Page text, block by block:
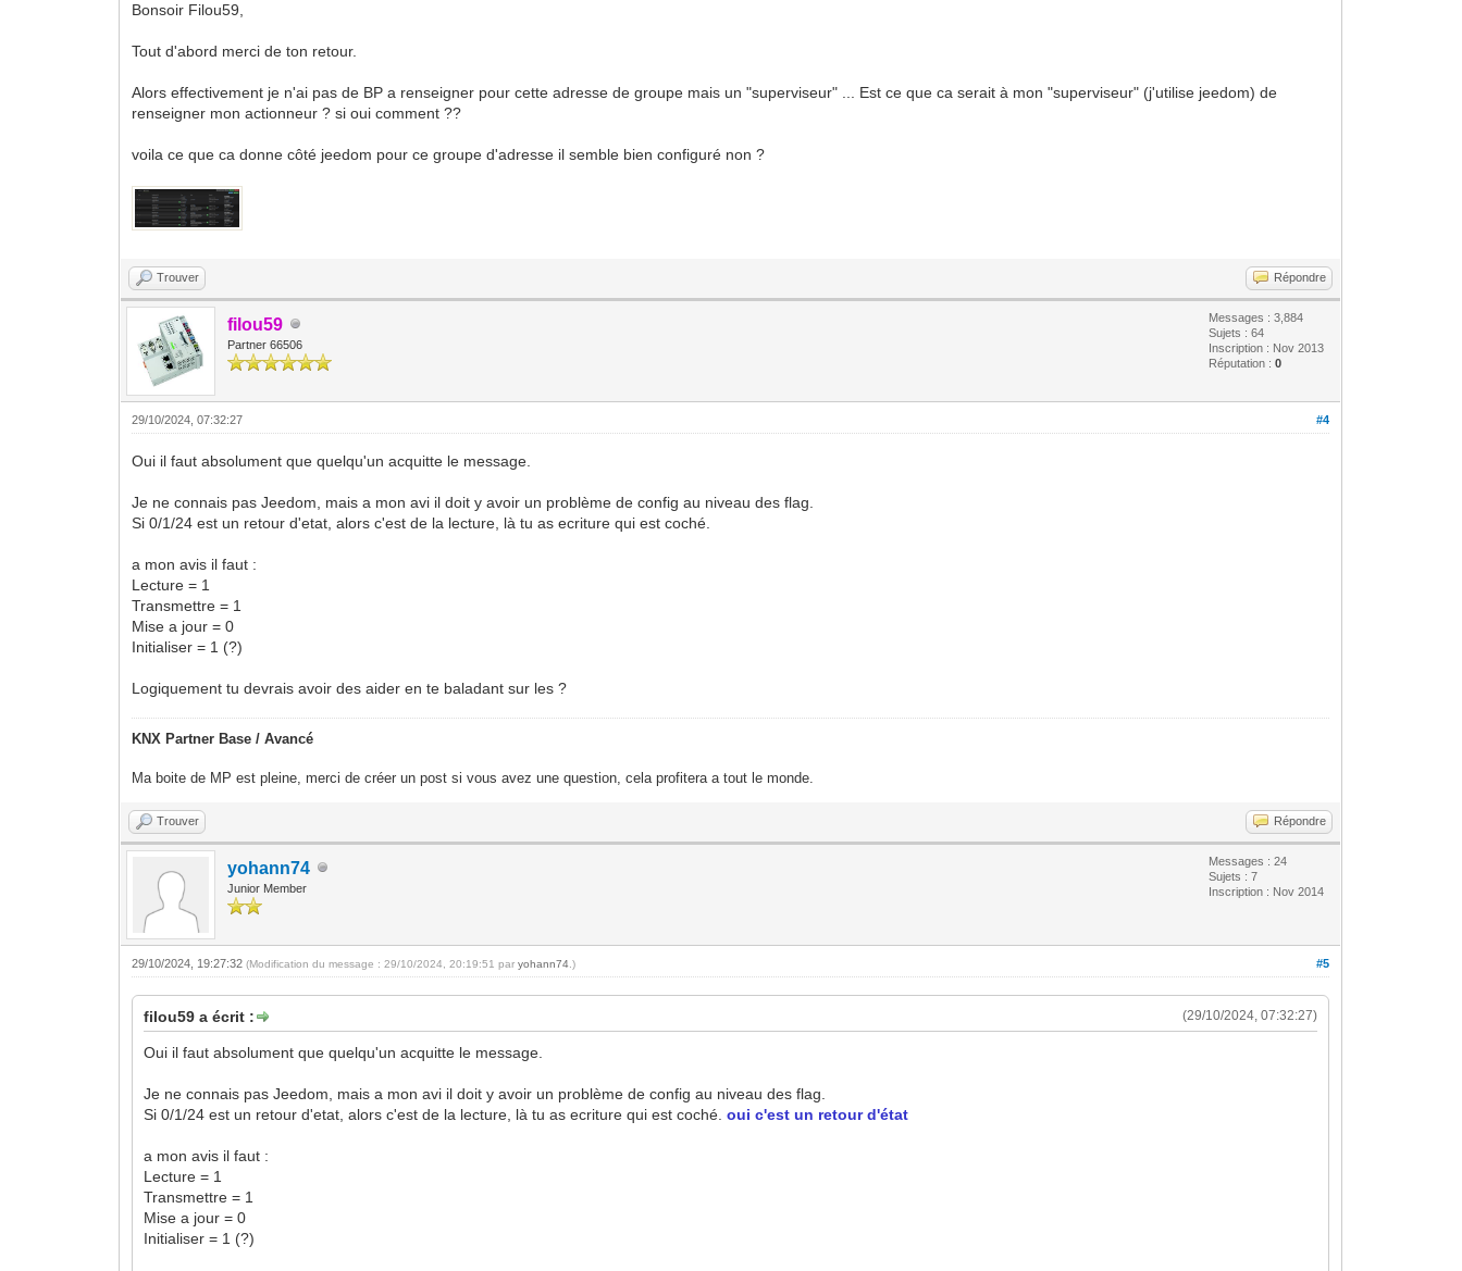
Bonsoir Filou59,
Tout d'abord merci de ton retour.
Alors effectivement je n'ai pas de BP a renseigner pour cette adresse de groupe mais un "superviseur" ... Est ce que ca serait à mon "superviseur" (j'utilise jeedom) de
renseigner mon actionneur ? si oui comment ??
voila ce que ca donne côté jeedom pour ce groupe d'adresse il semble bien configuré non ?
Trouver Répondre
filou59
Partner 66506
Messages : 3,884
Sujets : 64
Inscription : Nov 2013
Réputation :0
#4
29/10/2024, 07:32:27
Oui il faut absolument que quelqu'un acquitte le message.
Je ne connais pas Jeedom, mais a mon avi il doit y avoir un problème de config au niveau des flag.
Si 0/1/24 est un retour d'etat, alors c'est de la lecture, là tu as ecriture qui est coché.
a mon avis il faut :
Lecture = 1
Transmettre = 1
Mise a jour = 0
Initialiser = 1 (?)
Logiquement tu devrais avoir des aider en te baladant sur les ?
KNX Partner Base / Avancé
Ma boite de MP est pleine, merci de créer un post si vous avez une question, cela profitera a tout le monde.
Trouver Répondre
yohann74
Junior Member
Messages : 24
Sujets : 7
Inscription : Nov 2014
#5
29/10/2024, 19:27:32(Modification du message : 29/10/2024, 20:19:51 paryohann74 .)
(29/10/2024, 07:32:27)
filou59 a écrit :
Oui il faut absolument que quelqu'un acquitte le message.
Je ne connais pas Jeedom, mais a mon avi il doit y avoir un problème de config au niveau des flag.
Si 0/1/24 est un retour d'etat, alors c'est de la lecture, là tu as ecriture qui est coché.oui c'est un retour d'état
a mon avis il faut :
Lecture = 1
Transmettre = 1
Mise a jour = 0
Initialiser = 1 (?)